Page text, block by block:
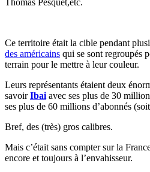
Ce territoire était la cible pendant
des américains qui se sont regroupés
terrain pour le mettre à leur couleur.
Leurs représentants étaient deux
savoirIbai avec ses plus de 30
ses plus de 60 millions d’abonnés
Bref, des (très) gros calibres.
Mais c’était sans compter sur la
encore et toujours à l’envahisseur.